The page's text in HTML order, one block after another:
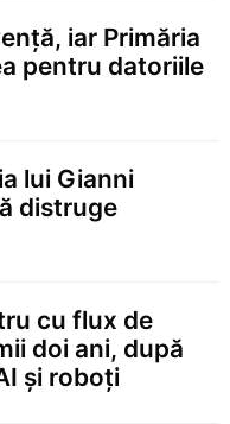
iar Primăria
pentru datoriile
lui Gianni
distruge
cu flux de
doi ani, după
și roboți